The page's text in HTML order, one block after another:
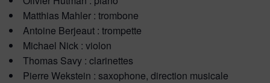
Matthias Mahler : trombone
Antoine Berjeaut : trompette
Michael Nick : violon
Thomas Savy : clarinettes
Pierre Wekstein : saxophone, direction musicale